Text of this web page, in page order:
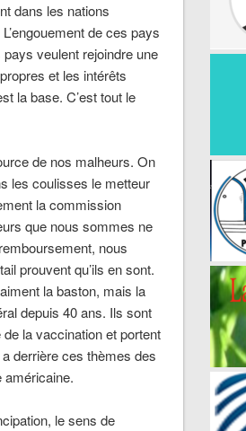
dans les nations
de ces pays
veulent rejoindre une
et les intérêts
la base. C’est tout le
de nos malheurs. On
les coulisses le metteur
la commission
que nous sommes ne
nous
prouvent qu’ils en sont.
la baston, mais la
depuis 40 ans. Ils sont
la vaccination et portent
derrière ces thèmes des
américaine.
le sens de